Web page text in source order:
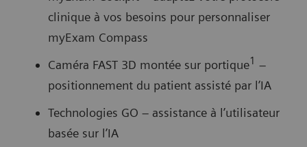
clinique à vos besoins pour personnaliser
myExam Compass
Caméra FAST 3D montée sur portique1 –
positionnement du patient assisté par l’IA
Technologies GO – assistance à l’utilisateur
basée sur l’IA